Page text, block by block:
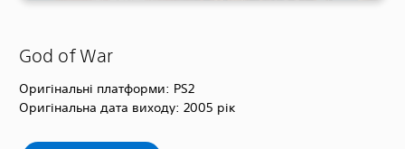
God of War
Оригінальні платформи: PS2
Оригінальна дата виходу: 2005 рік